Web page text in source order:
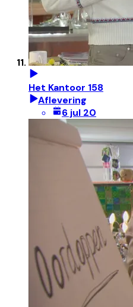
Het Kantoor 158
Aflevering
6 jul 20